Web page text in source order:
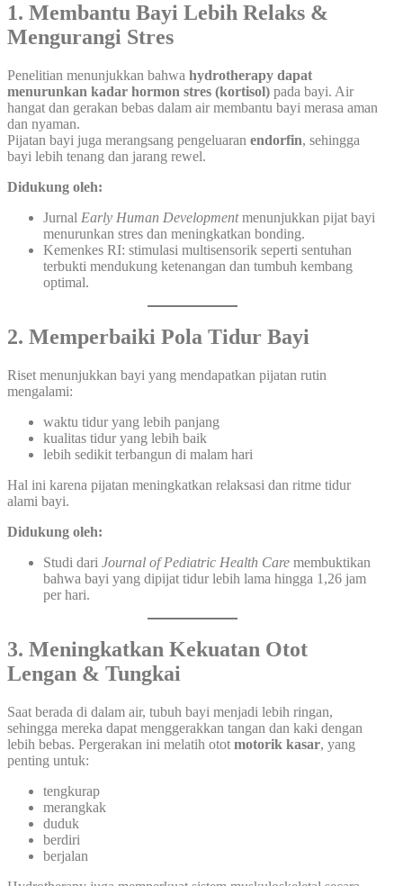
1. Membantu Bayi Lebih Relaks &
Mengurangi Stres
Penelitian menunjukkan bahwa hydrotherapy dapat
menurunkan kadar hormon stres (kortisol) pada bayi. Air
hangat dan gerakan bebas dalam air membantu bayi merasa aman
dan nyaman.
Pijatan bayi juga merangsang pengeluaran endorfin, sehingga
bayi lebih tenang dan jarang rewel.
Didukung oleh:
Jurnal Early Human Developmentmenunjukkan pijat bayi
menurunkan stres dan meningkatkan bonding.
Kemenkes RI: stimulasi multisensorik seperti sentuhan
terbukti mendukung ketenangan dan tumbuh kembang
optimal.
2. Memperbaiki Pola Tidur Bayi
Riset menunjukkan bayi yang mendapatkan pijatan rutin
mengalami:
waktu tidur yang lebih panjang
kualitas tidur yang lebih baik
lebih sedikit terbangun di malam hari
Hal ini karena pijatan meningkatkan relaksasi dan ritme tidur
alami bayi.
Didukung oleh:
Studi dari Journal of Pediatric Health Care membuktikan
bahwa bayi yang dipijat tidur lebih lama hingga 1,26 jam
per hari.
3. Meningkatkan Kekuatan Otot
Lengan & Tungkai
Saat berada di dalam air, tubuh bayi menjadi lebih ringan,
sehingga mereka dapat menggerakkan tangan dan kaki dengan
lebih bebas. Pergerakan ini melatih otot motorik kasar, yang
penting untuk:
tengkurap
merangkak
duduk
berdiri
berjalan